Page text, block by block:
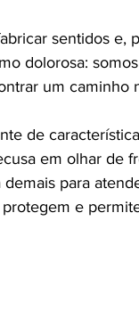
sentidos e,
dolorosa: somos
um caminho
de
em olhar de
para
e